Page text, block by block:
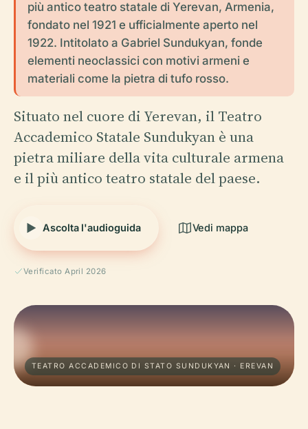
più antico teatro statale di Yerevan, Armenia,
fondato nel 1921 e ufficialmente aperto nel
1922. Intitolato a Gabriel Sundukyan, fonde
elementi neoclassici con motivi armeni e
materiali come la pietra di tufo rosso.
Situato nel cuore di Yerevan, il Teatro
Accademico Statale Sundukyan è una
pietra miliare della vita culturale armena
e il più antico teatro statale del paese.
Ascolta l'audioguida Vedi mappa
Verificato April 2026
TEATRO ACCADEMICO DI STATO SUNDUKYAN · EREVAN